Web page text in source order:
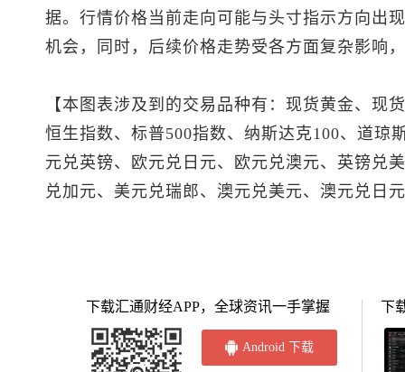
据。行情价格当前走向可能与头寸指示方向出
机会，同时，后续价格走势受各方面复杂影响
【本图表涉及到的交易品种有： 现货黄金、 现
恒生指数、 标普500指数、纳斯达克100、道琼
元兑英镑、欧元兑日元、欧元兑澳元、 英镑兑
兑加元、 美元兑瑞郎、 澳元兑美元、澳元兑日
下载汇通财经APP，全球资讯一手掌握
Android 下载
下